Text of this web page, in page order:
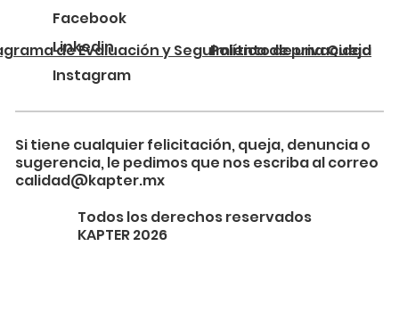
Facebook
Linkedin
Instagram
Política de privacidad
de Evaluación y Seguimiento de una Queja
Si tiene cualquier felicitación, queja, denuncia o
sugerencia, le pedimos que nos escriba al correo
calidad@kapter.mx
Todos los derechos reservados
KAPTER 2026